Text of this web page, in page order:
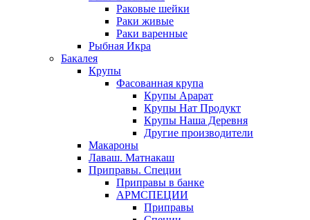
Раковые шейки
Раки живые
Раки варенные
Рыбная Икра
Бакалея
Крупы
Фасованная крупа
Крупы Арарат
Крупы Нат Продукт
Крупы Наша Деревня
Другие производители
Макароны
Лаваш. Матнакаш
Приправы. Специи
Приправы в банке
АРМСПЕЦИИ
Приправы